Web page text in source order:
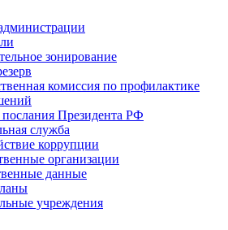
зонирование
комиссия по профилактике
послания Президента РФ
служба
коррупции
организации
данные
учреждения